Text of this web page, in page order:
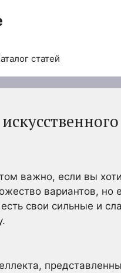
статей
важно, если вы
вариантов, но
свои сильные и